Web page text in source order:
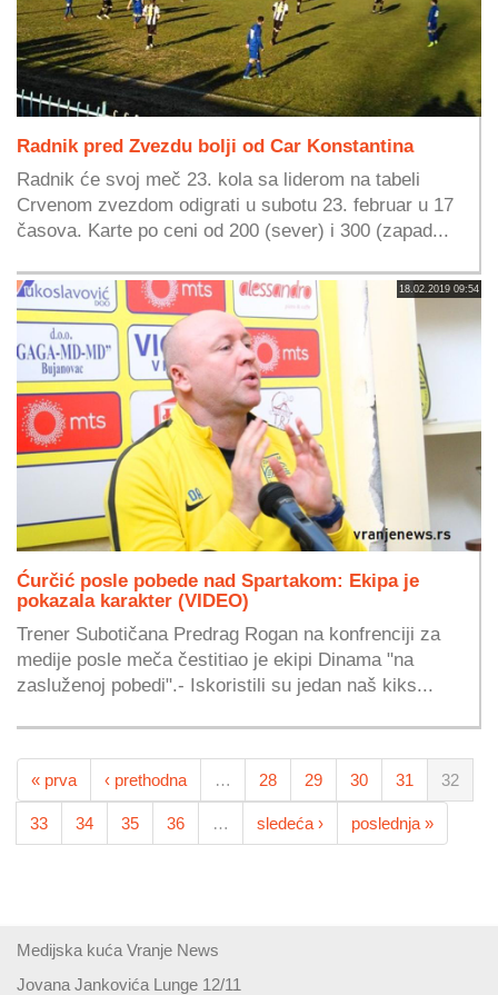
Radnik pred Zvezdu bolji od Car Konstantina
Radnik će svoj meč 23. kola sa liderom na tabeli
Crvenom zvezdom odigrati u subotu 23. februar u 17
časova. Karte po ceni od 200 (sever) i 300 (zapad...
18.02.2019 09:54
Ćurčić posle pobede nad Spartakom: Ekipa je
pokazala karakter (VIDEO)
Trener Subotičana Predrag Rogan na konfrenciji za
medije posle meča čestitiao je ekipi Dinama "na
zasluženoj pobedi".- Iskoristili su jedan naš kiks...
« prva ‹ prethodna … 28 29 30 31 32
33 34 35 36 … sledeća › poslednja »
Medijska kuća Vranje News
Jovana Jankovića Lunge 12/11